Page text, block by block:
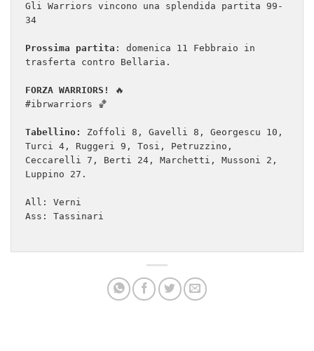
Gli Warriors vincono una splendida partita 99-
34
Prossima partita : domenica 11 Febbraio in
trasferta contro Bellaria.
FORZA WARRIORS!
🔥
#ibrwarriors 🏀
Tabellino:
Zoffoli 8, Gavelli 8, Georgescu 10,
Turci 4, Ruggeri 9, Tosi, Petruzzino,
Ceccarelli 7, Berti 24, Marchetti, Mussoni 2,
Luppino 27.
All: Verni
Ass: Tassinari